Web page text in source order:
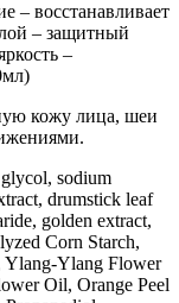
– восстанавливает
– защитный
–
кожу лица, шеи
sodium
drumstick leaf
golden extract,
Corn Starch,
Ylang-Ylang Flower
Oil, Orange Peel